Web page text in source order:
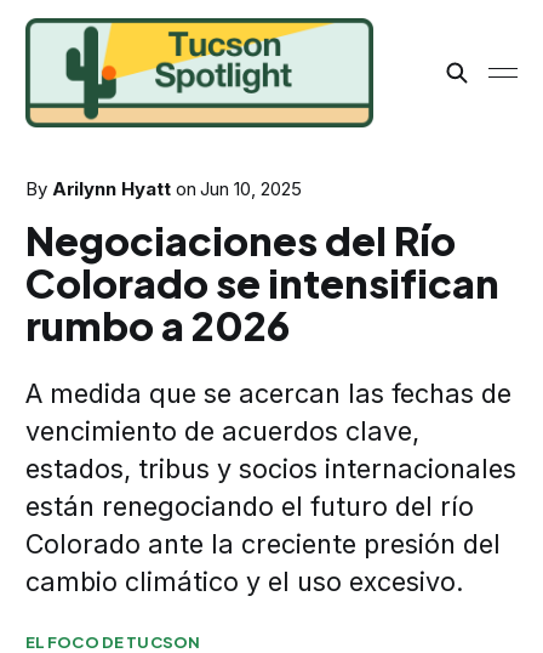
By Arilynn Hyatt onJun 10, 2025
Negociaciones del Río
Colorado se intensifican
rumbo a 2026
A medida que se acercan las fechas de
vencimiento de acuerdos clave,
estados, tribus y socios internacionales
están renegociando el futuro del río
Colorado ante la creciente presión del
cambio climático y el uso excesivo.
EL FOCO DE TUCSON